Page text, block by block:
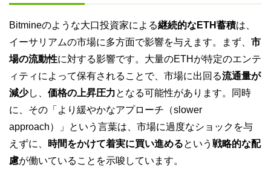
Bitmineのような大口投資家による継続的なETH蓄積は、
イーサリアムの市場に多方面で影響を与えます。まず、 市
場の流動性に対する影響です。大量のETHが特定のエンテ
ィティによって保有されることで、市場に出回る流通量が
減少し、 価格の上昇圧力となる可能性があります。同時
に、その「より緩やかなアプローチ（slower
approach）」という言葉は、市場に過度なショックを与
えずに、
時間をかけて着実に買い進めるという 戦略的な配
慮が働いていることを示唆しています。